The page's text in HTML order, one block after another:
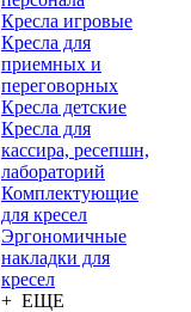
Кресла игровые
Кресла для
приемных и
переговорных
Кресла детские
Кресла для
кассира, ресепшн,
лабораторий
Комплектующие
для кресел
Эргономичные
накладки для
кресел
+ ЕЩЕ